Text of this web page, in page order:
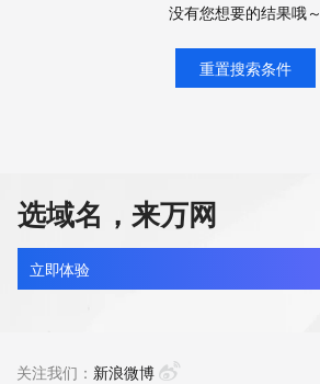
没有您想要的结果哦～
重置搜索条件
选域名，来万网
立即体验
关注我们： 新浪微博